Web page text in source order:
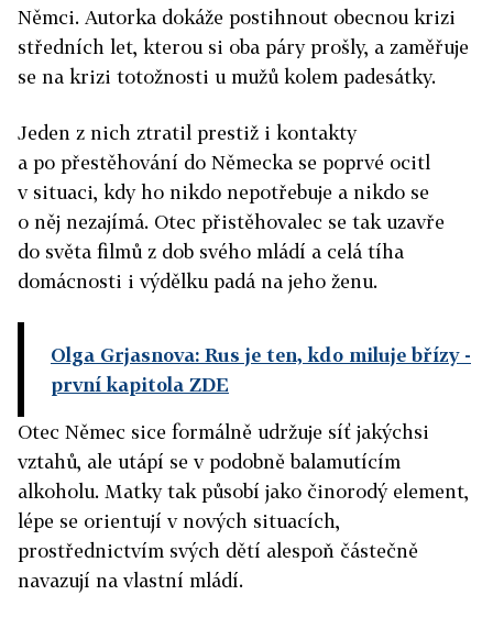
Němci. Autorka dokáže postihnout obecnou krizi
středních let, kterou si oba páry prošly, a zaměřuje
se na krizi totožnosti u mužů kolem padesátky.
Jeden z nich ztratil prestiž i kontakty
a po přestěhování do Německa se poprvé ocitl
v situaci, kdy ho nikdo nepotřebuje a nikdo se
o něj nezajímá. Otec přistěhovalec se tak uzavře
do světa filmů z dob svého mládí a celá tíha
domácnosti i výdělku padá na jeho ženu.
Olga Grjasnova: Rus je ten, kdo miluje břízy-
první kapitola ZDE
Otec Němec sice formálně udržuje síť jakýchsi
vztahů, ale utápí se v podobně balamutícím
alkoholu. Matky tak působí jako činorodý element,
lépe se orientují v nových situacích,
prostřednictvím svých dětí alespoň částečně
navazují na vlastní mládí.